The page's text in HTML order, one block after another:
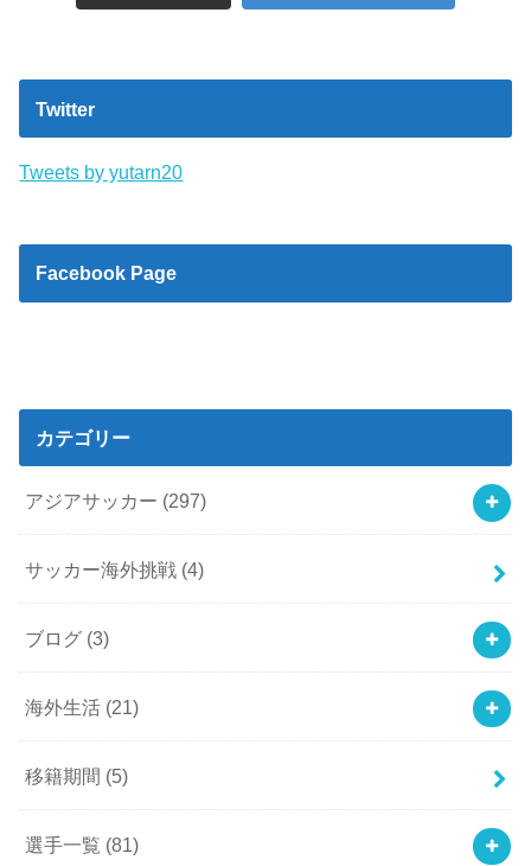
Twitter
Tweets by yutarn20
Facebook Page
カテゴリー
アジアサッカー (297)
サッカー海外挑戦 (4)
ブログ (3)
海外生活 (21)
移籍期間 (5)
選手一覧 (81)